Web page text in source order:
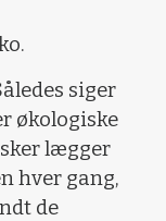
siger
økologiske
lægger
hver gang,
de